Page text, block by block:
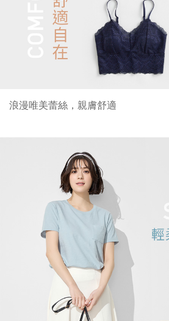
浪漫唯美蕾絲，親膚舒適